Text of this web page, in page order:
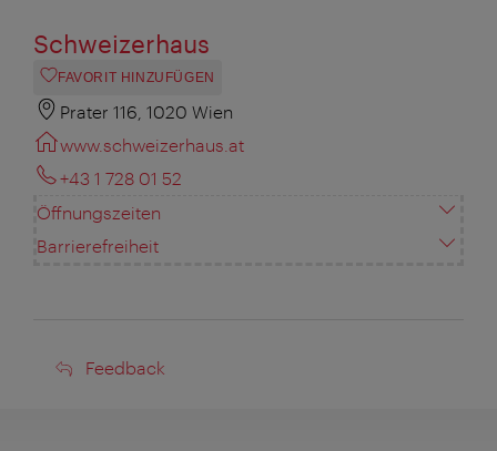
Schweizerhaus
FAVORIT HINZUFÜGEN
Prater 116, 1020 Wien
www.schweizerhaus.at
+43 1 728 01 52
Öffnungszeiten
Barrierefreiheit
Feedback
Feedback